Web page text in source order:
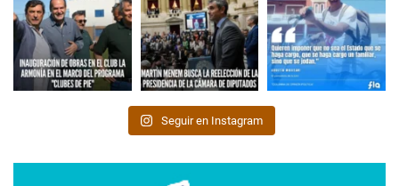
Seguir en Instagram